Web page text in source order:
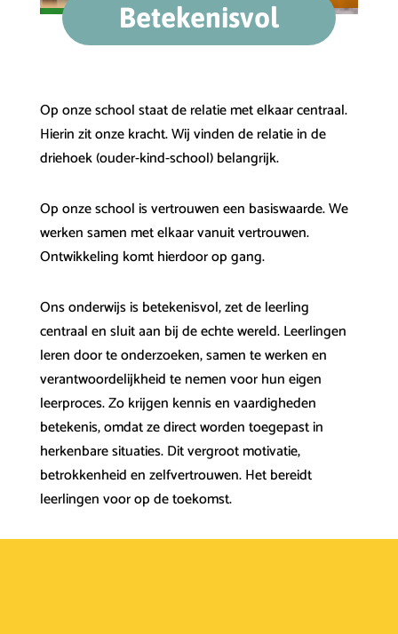
Betekenisvol
Op onze school staat de relatie met elkaar centraal.
Hierin zit onze kracht. Wij vinden de relatie in de
driehoek (ouder-kind-school) belangrijk.
Op onze school is vertrouwen een basiswaarde. We
werken samen met elkaar vanuit vertrouwen.
Ontwikkeling komt hierdoor op gang.
Ons onderwijs is betekenisvol, zet de leerling
centraal en sluit aan bij de echte wereld. Leerlingen
leren door te onderzoeken, samen te werken en
verantwoordelijkheid te nemen voor hun eigen
leerproces. Zo krijgen kennis en vaardigheden
betekenis, omdat ze direct worden toegepast in
herkenbare situaties. Dit vergroot motivatie,
betrokkenheid en zelfvertrouwen. Het bereidt
leerlingen voor op de toekomst.